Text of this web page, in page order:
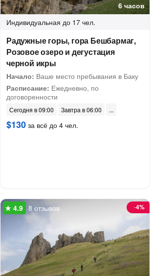
6 часов
Индивидуальная до 17 чел.
Радужные горы, гора Бешбармаг,
Розовое озеро и дегустация
черной икры
Начало: Ваше место пребывания в Баку
Расписание: Ежедневно, по
договоренности
Сегодня в 09:00 Завтра в 06:00
$130 за всё до 4 чел.
-4%
8 отзывов